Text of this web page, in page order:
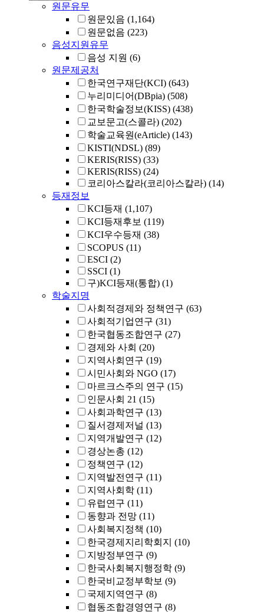
원문유무
원문있음 (1,164)
원문없음 (223)
음성지원유무
음성 지원 (6)
원문제공처
한국연구재단(KCI) (643)
누리미디어(DBpia) (508)
한국학술정보(KISS) (438)
교보문고(스콜라) (202)
학술교육원(eArticle) (143)
KISTI(NDSL) (89)
KERIS(RISS) (33)
KERIS(RISS) (24)
코리아스칼라(코리아스칼라) (14)
등재정보
KCI등재 (1,107)
KCI등재후보 (119)
KCI우수등재 (38)
SCOPUS (11)
ESCI (2)
SSCI (1)
구)KCI등재(통합) (1)
학술지명
사회적경제와 정책연구 (63)
사회적기업연구 (31)
한국협동조합연구 (27)
경제와 사회 (20)
지역사회연구 (19)
시민사회와 NGO (17)
마르크스주의 연구 (15)
인문사회 21 (15)
사회과학연구 (13)
질서경제저널 (13)
지역개발연구 (12)
경상논총 (12)
정책연구 (12)
지역발전연구 (11)
지역사회학 (11)
유럽연구 (11)
동향과 전망 (11)
사회복지정책 (10)
한국경제지리학회지 (10)
지방정부연구 (9)
한국사회복지행정학 (9)
한국비교정부학보 (9)
국제지역연구 (8)
협동조합경영연구 (8)